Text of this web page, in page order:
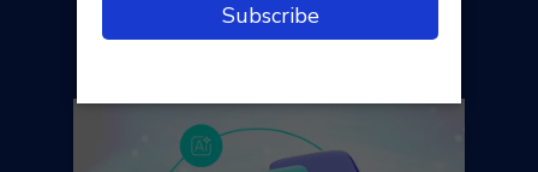
También te puede interesar